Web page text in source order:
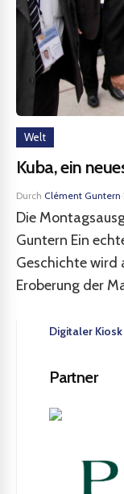
Welt
Kuba, ein
Durch Clément Guntern·
Die
Guntern Ein
Geschichte wird
Eroberung der
Digitaler
Partner